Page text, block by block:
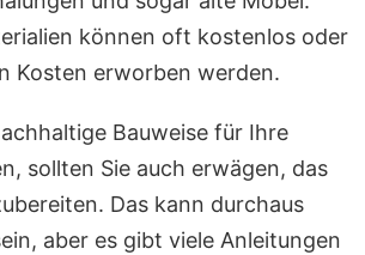
können oft kostenlos oder
Kosten erworben werden.
Bauweise für Ihre
sollten Sie auch erwägen, das
Das kann durchaus
aber es gibt viele Anleitungen